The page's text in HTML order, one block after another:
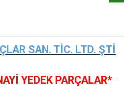
SAN. TİC. LTD. ŞTİ
YEDEK PARÇALAR*